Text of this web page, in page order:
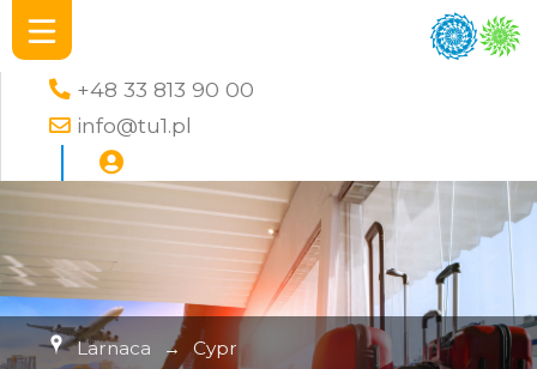
+48 33 813 90 00
info@tu1.pl
Larnaca → Cypr